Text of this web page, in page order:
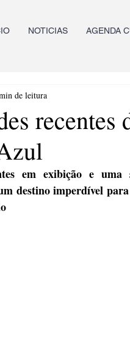
NOTICIAS AGENDA
recentes
de leitura
em exibição e
destino imperdível